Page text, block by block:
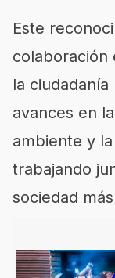
Este
colaboración
la
avances en
ambiente y
trabajando
sociedad